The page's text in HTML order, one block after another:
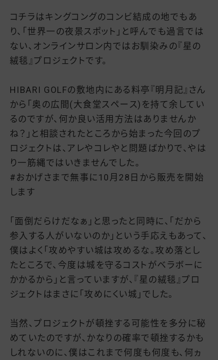
コチラはキングコングのコンビ結成の地でもあ
り、「世界一の夜景スポット」と呼んでも過言では
ない、オンラインサロン内ではお馴染みの『星の
絨毯』プロジェクトです。
HIBARI GOLFの敷地内にある料亭『明月記』さん
から「奥の広間(大食堂スペース)を持て余してい
るのですが、何か良い活用方法はありませんか
ね？」と相談されたところから始まった今回のプ
ロジェクトは、アレやコレやと問題ばかりで、やは
り一筋縄ではいきませんでした。
#おかげさまで無事に10月28日から販売を開始
します
「面倒だらけだなぁ」と思ったと同時に、「だから
参入する人がいないのか」という手応えもあって、
僕はよく「攻めやすい城は攻めるな。攻め落とし
たところで、今度は城を守るコストがベラボーに
かかるから」と言っていますが、『星の絨毯』プロ
ジェクトはまさに「攻めにくい城」でした。
当然、プロジェクトが頓挫する可能性を多分に秘
めていたのですが、かなりの確率で頓挫するかも
しれないのに、僕はこれまで何度も何度も、何ヵ